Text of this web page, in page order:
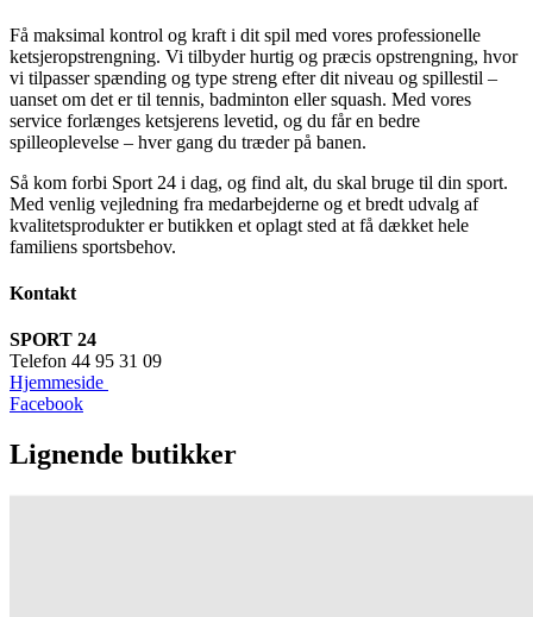
Få maksimal kontrol og kraft i dit spil med vores professionelle
ketsjeropstrengning. Vi tilbyder hurtig og præcis opstrengning, hvor
vi tilpasser spænding og type streng efter dit niveau og spillestil –
uanset om det er til tennis, badminton eller squash. Med vores
service forlænges ketsjerens levetid, og du får en bedre
spilleoplevelse – hver gang du træder på banen.
Så kom forbi Sport 24 i dag, og find alt, du skal bruge til din sport.
Med venlig vejledning fra medarbejderne og et bredt udvalg af
kvalitetsprodukter er butikken et oplagt sted at få dækket hele
familiens sportsbehov.
Kontakt
SPORT 24
Telefon 44 95 31 09
Hjemmeside
Facebook
Lignende butikker